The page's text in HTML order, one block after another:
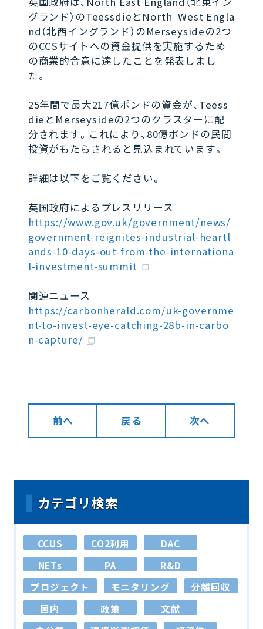
グランド）のTeessdieとNorth West Engla
nd（北西イングランド）のMerseysideの2つ
のCCSサイトへの資金提供を実施するため
の商業的合意に達したことを発表しまし
た。
25年間で最大217億ポンドの資金が、Teess
dieとMerseysideの2つのクラスターに配
分されます。これにより、80億ポンドの民間
投資がもたらされると見込まれています。
詳細は以下をご覧ください。
英国政府によるプレスリリース
https://www.gov.uk/government/news/
government-reignites-industrial-heartl
ands-10-days-out-from-the-internationa
l-investment-summit
関連ニュース
https://carbonherald.com/uk-governme
nt-to-invest-eye-catching-28b-in-carbo
n-capture/
前へ 戻る 次へ
カテゴリ検索
CCUS CO2利用
DAC
NETs
PA
R&D
プロジェクト
モニタリング
分離回収
国内
政策
文献